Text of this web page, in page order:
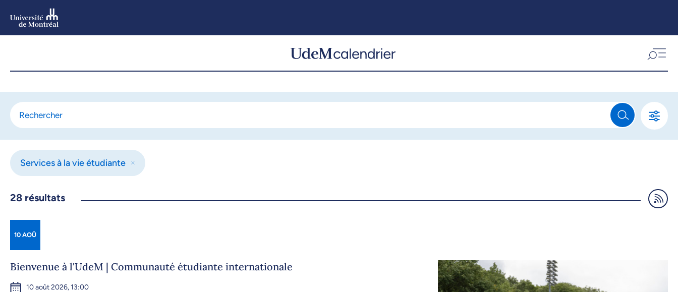
Services à la vie étudiante
28 résultats
10 AOÛ
Bienvenue à l'UdeM | Communauté étudiante internationale
10 août 2026, 13:00